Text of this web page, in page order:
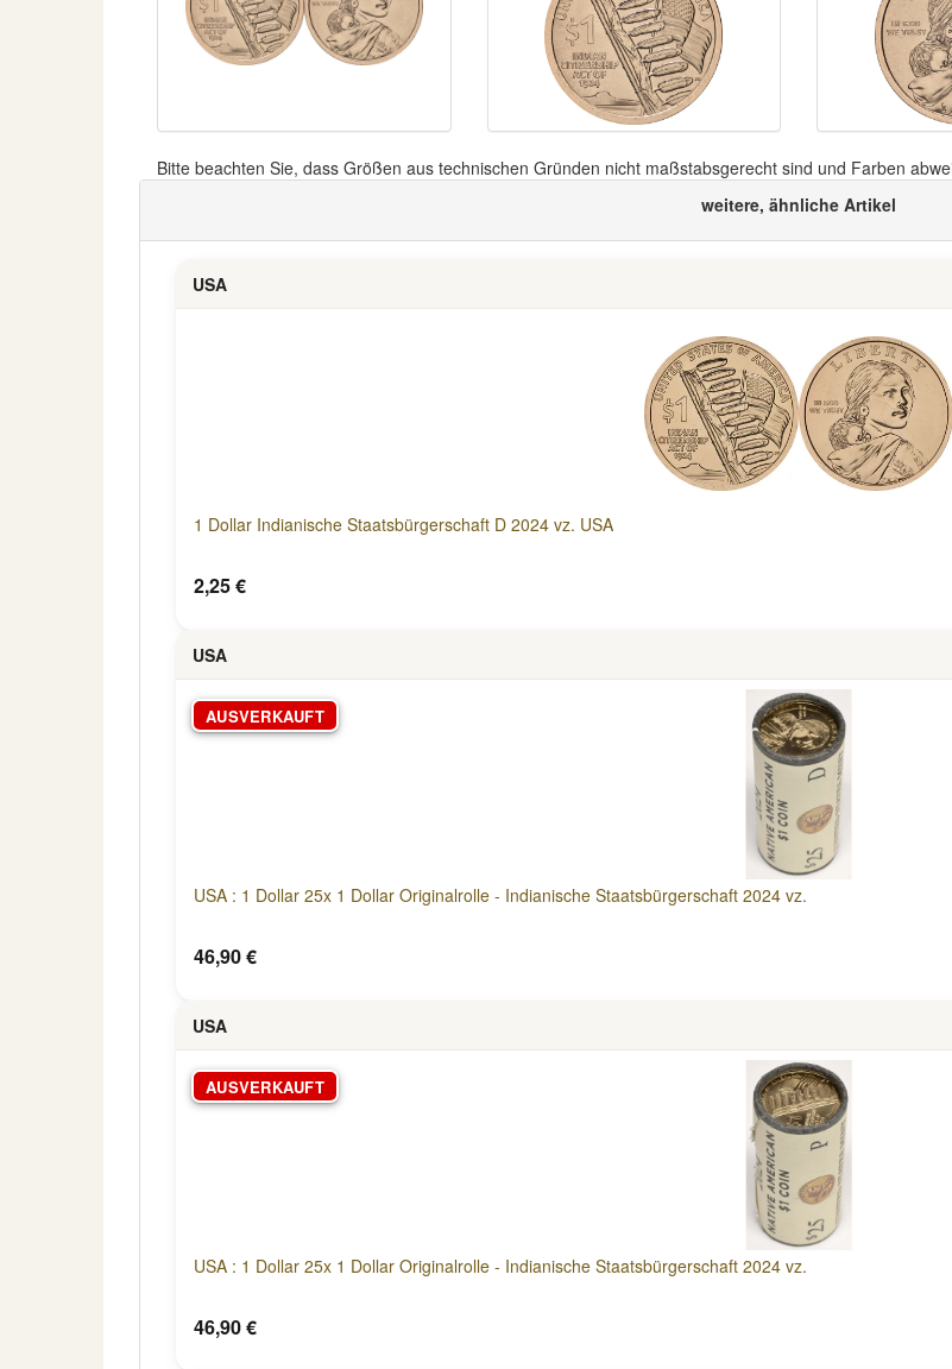
Bitte beachten Sie, dass Größen aus technischen Gründen nicht maßstabsgerecht sind und Farben
weitere, ähnliche Artikel
USA
1 Dollar Indianische Staatsbürgerschaft D 2024 vz. USA
2,25 €
USA
AUSVERKAUFT
USA : 1 Dollar 25x 1 Dollar Originalrolle - Indianische Staatsbürgerschaft 2024 vz.
46,90 €
USA
AUSVERKAUFT
USA : 1 Dollar 25x 1 Dollar Originalrolle - Indianische Staatsbürgerschaft 2024 vz.
46,90 €